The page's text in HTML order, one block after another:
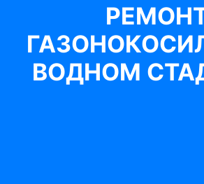
ВОДНОМ